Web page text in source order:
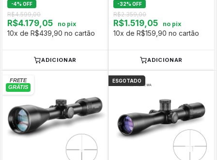
-4% OFF
R$4.599,00
R$4.179,05 no pix
10x de R$439,90 no cartão
ADICIONAR
-32% OFF
R$2.359,00
R$1.519,05 no pix
10x de R$159,90 no cartão
ADICIONAR
ESGOTADO